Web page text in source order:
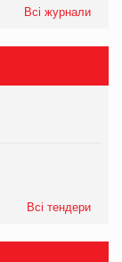
Всі журнали
Всі тендери